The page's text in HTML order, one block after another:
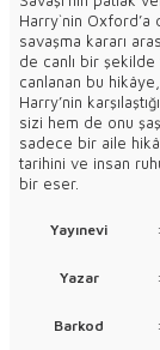
Harry`nin Oxford’a
savaşma kararı
de canlı bir şekilde
canlanan bu
Harry’nin
sizi hem de onu
sadece bir aile
tarihini ve insan
bir eser.
Yayınevi :
Yazar :
Barkod :